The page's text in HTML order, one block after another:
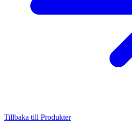
Tillbaka till Produkter